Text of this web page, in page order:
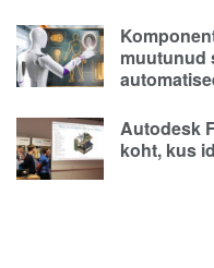
muutunud
Autodesk
koht, kus